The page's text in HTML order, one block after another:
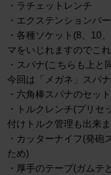
・ラチェットレンチ
・エクステンションバ
・各種ソケット(8、10
マをいじれますのでこ
・スパナ(こちらも上と
今回は「メガネ」スパ
・六角棒スパナのセット
・トルクレンチ(プリセ
付けトルク管理も出来
・カッターナイフ(発砲
ため)
・厚手のテープ(ガム